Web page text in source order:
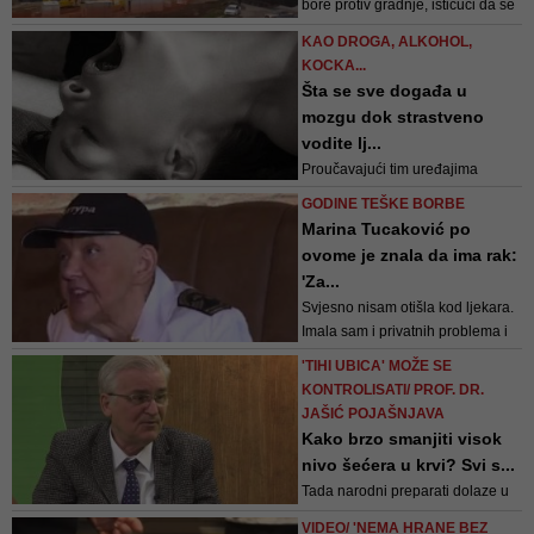
neizvjesnost kod stanovništa
ovog enti...
bore protiv gradnje, ističući da se
objekata, ali su protiv terminala za
hiljadu tona, što, kako tvrde,
narušava njihovo zdravlje i
sigurnost
KAO DROGA, ALKOHOL,
KOCKA...
Šta se sve događa u
mozgu dok strastveno
vodite lj...
Proučavajući tim uređajima
moždanu aktivnost ljudi koji
su neke prilično nevjerojatne
stvari
GODINE TEŠKE BORBE
Marina Tucaković po
ovome je znala da ima rak:
'Za...
Svjesno nisam otišla kod ljekara.
Imala sam i privatnih problema i
onda to čovjek zanemari. Ja sam
mjestu – ispričala je nedavno
'TIHI UBICA' MOŽE SE
KONTROLISATI/ PROF. DR.
JAŠIĆ POJAŠNJAVA
Kako brzo smanjiti visok
nivo šećera u krvi? Svi s...
Tada narodni preparati dolaze u
VIDEO/ 'NEMA HRANE BEZ